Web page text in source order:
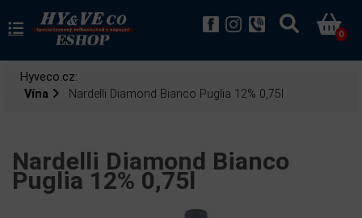
0
Hyveco.cz:
Vína
Nardelli Diamond Bianco Puglia 12% 0,75l
Nardelli Diamond Bianco
Puglia 12% 0,75l